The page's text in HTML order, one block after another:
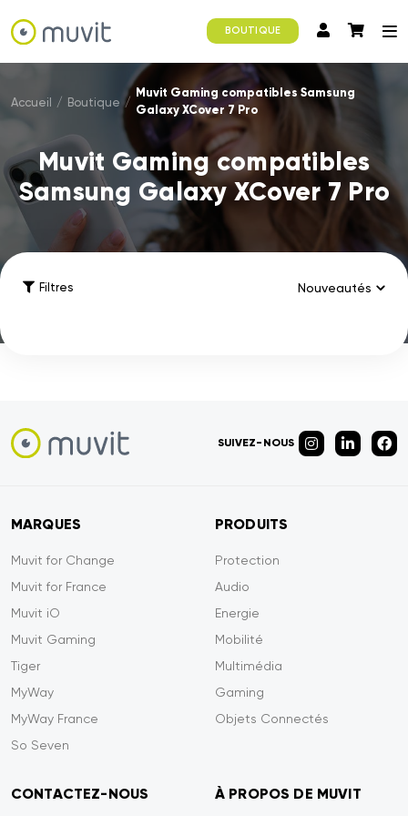
BOUTIQUE
Accueil / Boutique /
Muvit Gaming compatibles Samsung
Galaxy XCover 7 Pro
Muvit Gaming compatibles
Samsung Galaxy XCover 7 Pro
Filtres
SUIVEZ-NOUS
MARQUES
Muvit for Change
Muvit for France
Muvit iO
Muvit Gaming
Tiger
MyWay
MyWay France
So Seven
PRODUITS
Protection
Audio
Energie
Mobilité
Multimédia
Gaming
Objets Connectés
CONTACTEZ-NOUS À PROPOS DE MUVIT